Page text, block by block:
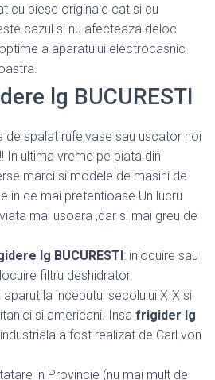
cu piese originale cat si cu
cazul si nu afecteaza deloc
a aparatului electrocasnic
lg BUCURESTI
de spalat rufe,vase sau uscator noi
In ultima vreme pe piata din
marci si modele de masini de
in ce mai pretentioase.Un lucru
mai usoara ,dar si mai greu de
lg BUCURESTI: inlocuire sau
filtru deshidrator.
aparut la inceputul secolului XIX si
si americani. Insa frigider lg
a fost realizat de Carl von
in Provincie (nu mai mult de